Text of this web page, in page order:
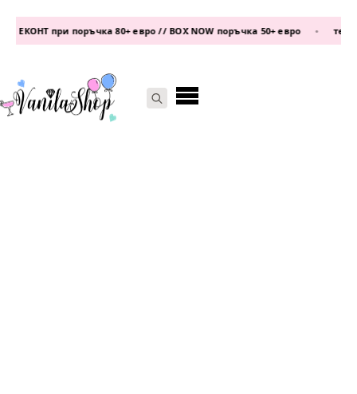
при поръчка 80+ евро // BOX NOW поръчка 50+ евро